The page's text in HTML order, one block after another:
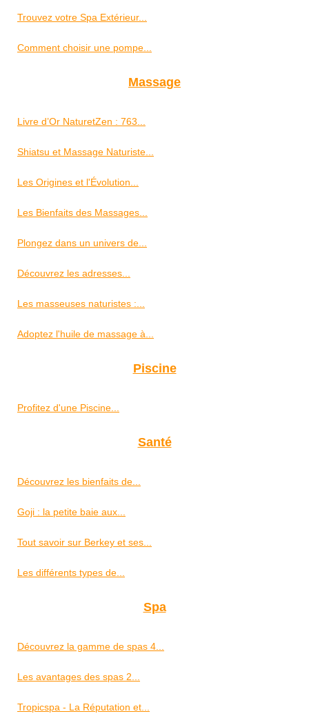
Trouvez votre Spa Extérieur...
Comment choisir une pompe...
Massage
Livre d’Or NaturetZen : 763...
Shiatsu et Massage Naturiste...
Les Origines et l'Évolution...
Les Bienfaits des Massages...
Plongez dans un univers de...
Découvrez les adresses...
Les masseuses naturistes :...
Adoptez l'huile de massage à...
Piscine
Profitez d'une Piscine...
Santé
Découvrez les bienfaits de...
Goji : la petite baie aux...
Tout savoir sur Berkey et ses...
Les différents types de...
Spa
Découvrez la gamme de spas 4...
Les avantages des spas 2...
Tropicspa - La Réputation et...